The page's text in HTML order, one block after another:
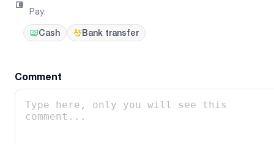
Pay:
Cash Bank transfer
Comment